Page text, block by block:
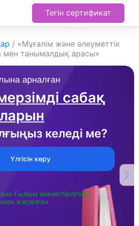
Тегін сертификат
алу
арналған
сабақ
келеді ме?
Үлгісін көру
Ғылым министірлігінің
жасалған
/ «Мұғалім және әлеуметтік
мен танымалдық арасы»